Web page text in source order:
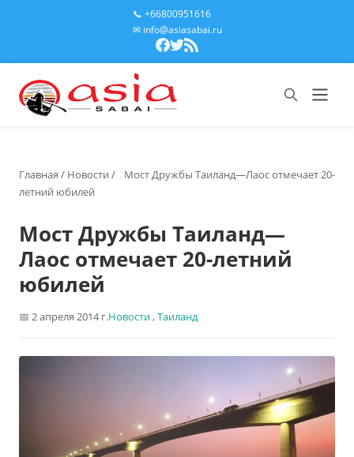
📞 +66800951616
✉ info@asiasabai.ru
Главная / Новости /
Мост Дружбы Таиланд—Лаос отмечает 20-
летний юбилей
Мост Дружбы Таиланд—
Лаос отмечает 20-летний
юбилей
2 апреля 2014 г.Новости,Таиланд